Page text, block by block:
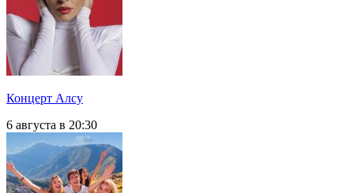
Концерт Алсу
6 августа в 20:30